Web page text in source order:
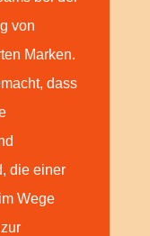
von
Marken.
dass
die einer
Wege